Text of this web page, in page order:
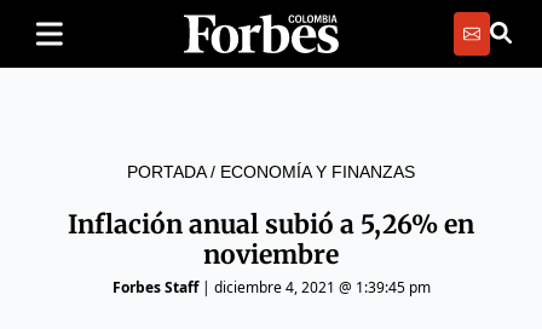
PORTADA/ ECONOMÍA Y FINANZAS
Inflación anual subió a 5,26% en
noviembre
Forbes Staff| diciembre 4, 2021 @ 1:39:45 pm